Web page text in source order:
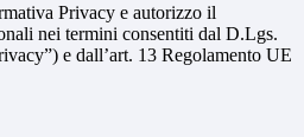
Privacy e autorizzo il
nei termini consentiti dal D.Lgs.
e dall’art. 13 Regolamento UE